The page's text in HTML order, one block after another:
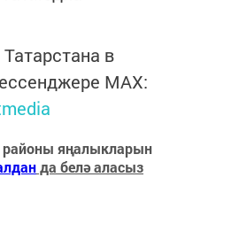
в
MАХ:
районы яңалыкларын
да белә аласыз